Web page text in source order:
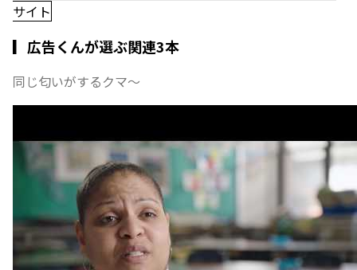
サイト
▎広告くんが選ぶ関連3本
同じ匂いがするクマ〜